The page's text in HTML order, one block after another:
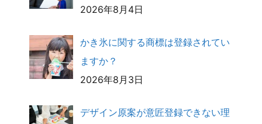
2026年8月4日
かき氷に関する商標は登録されてい
ますか？
2026年8月3日
デザイン原案が意匠登録できない理